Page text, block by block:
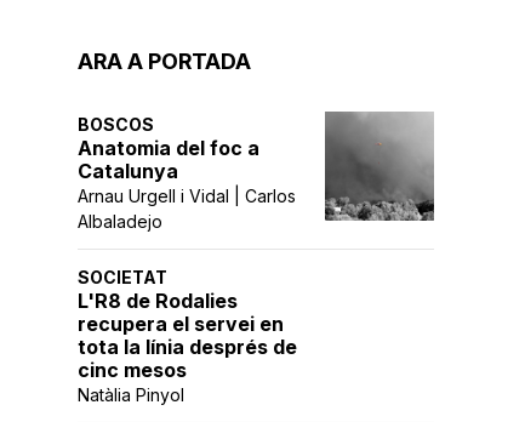
ARA A PORTADA
BOSCOS
Anatomia del foc a
Catalunya
Arnau Urgell i Vidal | Carlos
Albaladejo
SOCIETAT
L'R8 de Rodalies
recupera el servei en
tota la línia després de
cinc mesos
Natàlia Pinyol